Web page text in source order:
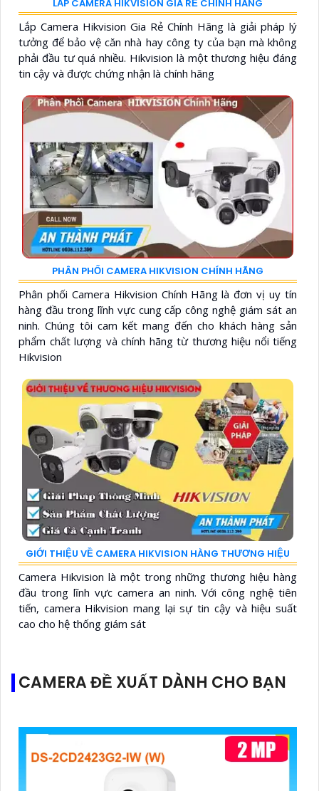
LẮP CAMERA HIKVISION GIA RẺ CHÍNH HÃNG
Lắp Camera Hikvision Gia Rẻ Chính Hãng là giải pháp lý
tưởng để bảo vệ căn nhà hay công ty của bạn mà không
phải đầu tư quá nhiều. Hikvision là một thương hiệu đáng
tin cậy và được chứng nhận là chính hãng
PHÂN PHỐI CAMERA HIKVISION CHÍNH HÃNG
Phân phối Camera Hikvision Chính Hãng là đơn vị uy tín
hàng đầu trong lĩnh vực cung cấp công nghệ giám sát an
ninh. Chúng tôi cam kết mang đến cho khách hàng sản
phẩm chất lượng và chính hãng từ thương hiệu nổi tiếng
Hikvision
GIỚI THIỆU VỀ CAMERA HIKVISION HÀNG THƯƠNG HIỆU
Camera Hikvision là một trong những thương hiệu hàng
đầu trong lĩnh vực camera an ninh. Với công nghệ tiên
tiến, camera Hikvision mang lại sự tin cậy và hiệu suất
cao cho hệ thống giám sát
CAMERA ĐỀ XUẤT DÀNH CHO BẠN